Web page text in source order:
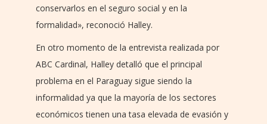
conservarlos en el seguro social y en la
formalidad», reconoció Halley.
En otro momento de la entrevista realizada por
ABC Cardinal, Halley detalló que el principal
problema en el Paraguay sigue siendo la
informalidad ya que la mayoría de los sectores
económicos tienen una tasa elevada de evasión y